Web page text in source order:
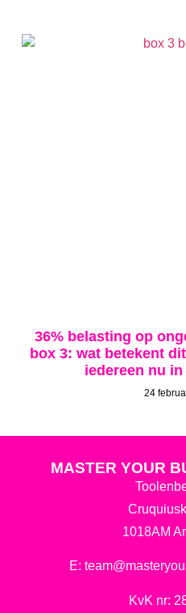
36% belasting op
box 3: wat betekent
iedereen nu
24
MASTER YOUR
1018AM
E:
KvK nr: